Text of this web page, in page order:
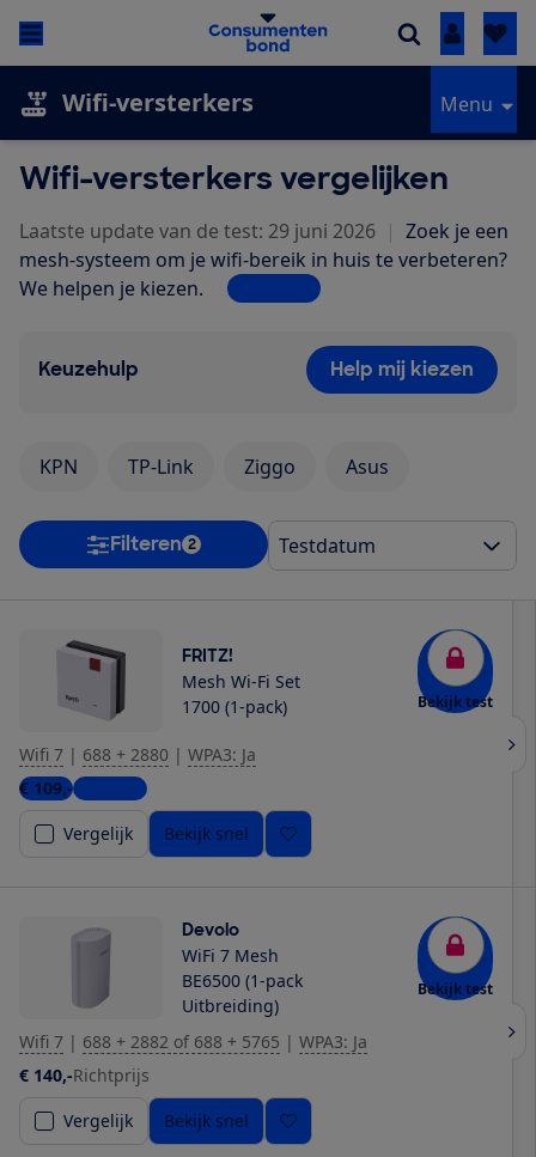
Inloggen
Wifi-versterkers Menu
Wifi-versterkers vergelijken
Laatste update van de test: 29 juni 2026 | Zoek je een
mesh-systeem om je wifi-bereik in huis te verbeteren?
We helpen je kiezen.
Lees meer
Keuzehulp Help mij kiezen
KPN TP-Link Ziggo Asus
Filteren 2
FRITZ!
Mesh Wi-Fi Set
1700 (1-pack)
Bekijk test
Wifi 7 | 688 + 2880 | WPA3: Ja
€ 109,-8 winkels
Vergelijk
Bekijk snel
Devolo
WiFi 7 Mesh
BE6500 (1-pack
Uitbreiding)
Bekijk test
Wifi 7 | 688 + 2882 of 688 + 5765 | WPA3: Ja
€ 140,-Richtprijs
Vergelijk
Bekijk snel